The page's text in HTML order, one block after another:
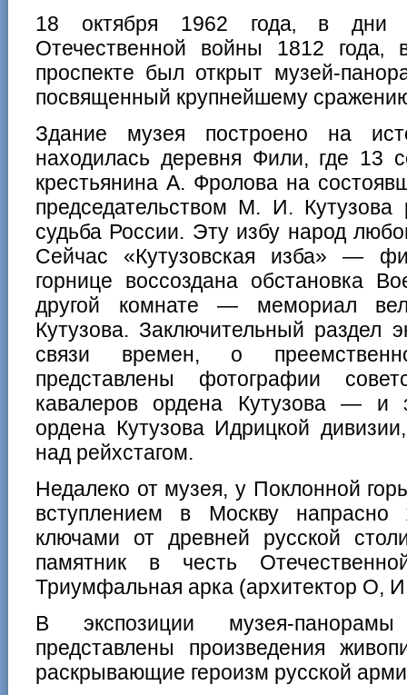
18 октября 1962 года‚ в дни
Отечественной войны 1812 года‚
проспекте был открыт музей-
посвященный крупнейшему
Здание музея построено на
находилась деревня Фили, где 13
крестьянина А. Фролова на
председательством М. И.
судьба России. Эту избу народ
Сейчас «Кутузовская изба» —
горнице воссоздана обстановка
другой комнате — мемориал
Кутузова. Заключительный раздел
связи времен, о
представлены фотографии
кавалеров ордена Кутузова — и
ордена Кутузова Идрицкой
над рейхстагом.
Недалеко от музея, у Поклонной
вступлением в Москву
ключами от древней русской
памятник в честь
Триумфальная арка (архитектор О,
В экспозиции музея-
представлены произведения
раскрывающие героизм русской